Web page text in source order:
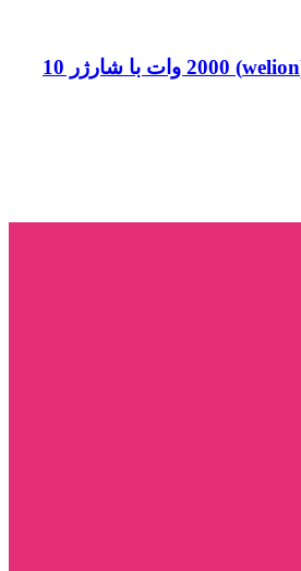
اینورتر شارژر ولیون (welion) 2000 وات با شارژر 10